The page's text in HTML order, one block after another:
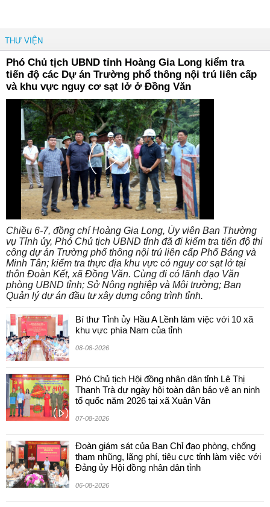
THƯ VIỆN
Phó Chủ tịch UBND tỉnh Hoàng Gia Long kiểm tra
tiến độ các Dự án Trường phổ thông nội trú liên cấp
và khu vực nguy cơ sạt lở ở Đồng Văn
Chiều 6-7, đồng chí Hoàng Gia Long, Ủy viên Ban Thường
vụ Tỉnh ủy, Phó Chủ tịch UBND tỉnh đã đi kiểm tra tiến độ thi
công dự án Trường phổ thông nội trú liên cấp Phố Bảng và
Minh Tân; kiểm tra thực địa khu vực có nguy cơ sạt lở tại
thôn Đoàn Kết, xã Đồng Văn. Cùng đi có lãnh đạo Văn
phòng UBND tỉnh; Sở Nông nghiệp và Môi trường; Ban
Quản lý dự án đầu tư xây dựng công trình tỉnh.
Bí thư Tỉnh ủy Hầu A Lềnh làm việc với 10 xã
khu vực phía Nam của tỉnh
08-08-2026
Phó Chủ tịch Hội đồng nhân dân tỉnh Lê Thị
Thanh Trà dự ngày hội toàn dân bảo vệ an ninh
tổ quốc năm 2026 tại xã Xuân Vân
07-08-2026
Đoàn giám sát của Ban Chỉ đạo phòng, chống
tham nhũng, lãng phí, tiêu cực tỉnh làm việc với
Đảng ủy Hội đồng nhân dân tỉnh
06-08-2026